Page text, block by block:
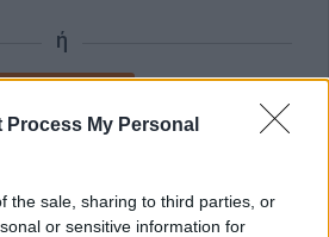
Process My Personal
the sale, sharing to third parties, or
or sensitive information for
ή
των εν λόγω όρων.